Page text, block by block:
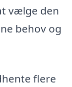
vælge den
behov og
flere